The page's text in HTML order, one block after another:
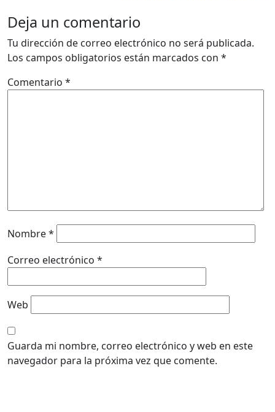
Deja un comentario
Tu dirección de correo electrónico no será publicada.
Los campos obligatorios están marcados con *
Comentario *
Nombre*
Correo electrónico *
Web
Guarda mi nombre, correo electrónico y web en este
navegador para la próxima vez que comente.